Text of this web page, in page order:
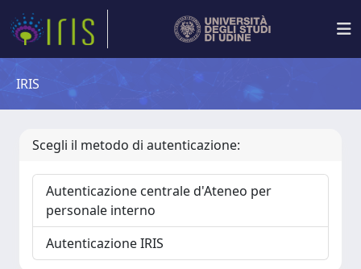
IRIS
Scegli il metodo di autenticazione:
Autenticazione centrale d'Ateneo per
personale interno
Autenticazione IRIS